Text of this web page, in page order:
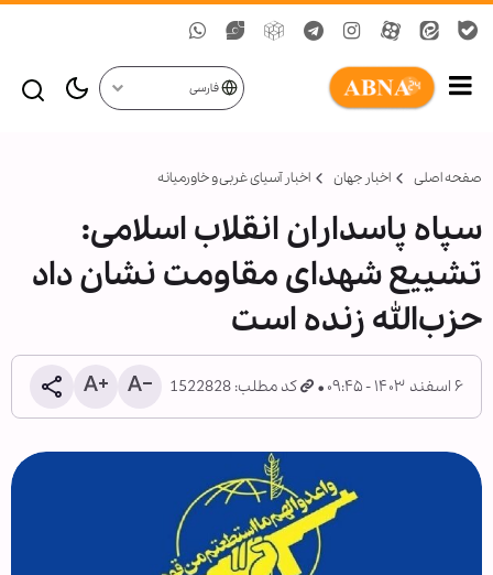
فارسی
صفحه اصلی اخبار جهان اخبار آسیای غربی و خاورمیانه
سپاه پاسداران انقلاب اسلامی:
تشییع شهدای مقاومت نشان داد
حزب‌الله زنده است
۶ اسفند ۱۴۰۳ - ۰۹:۴۵ کد مطلب: 1522828